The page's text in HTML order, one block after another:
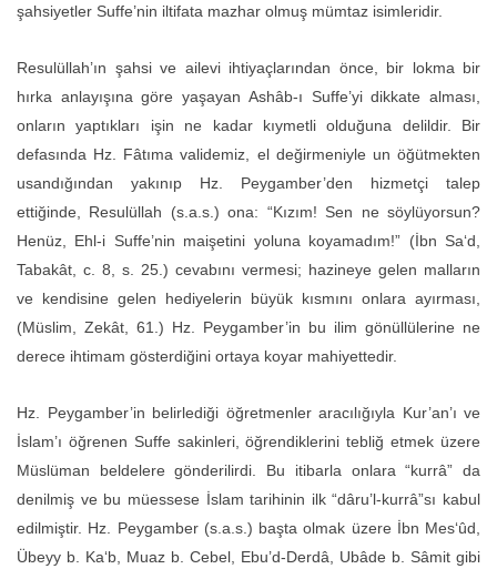
şahsiyetler Suffe’nin iltifata mazhar olmuş mümtaz isimleridir.
Resulüllah’ın şahsi ve ailevi ihtiyaçlarından önce, bir lokma bir
hırka anlayışına göre yaşayan Ashâb-ı Suffe’yi dikkate alması,
onların yaptıkları işin ne kadar kıymetli olduğuna delildir. Bir
defasında Hz. Fâtıma validemiz, el değirmeniyle un öğütmekten
usandığından yakınıp Hz. Peygamber’den hizmetçi talep
ettiğinde, Resulüllah (s.a.s.) ona: “Kızım! Sen ne söylüyorsun?
Henüz, Ehl-i Suffe’nin maişetini yoluna koyamadım!” (İbn Sa‘d,
Tabakât, c. 8, s. 25.) cevabını vermesi; hazineye gelen malların
ve kendisine gelen hediyelerin büyük kısmını onlara ayırması,
(Müslim, Zekât, 61.) Hz. Peygamber’in bu ilim gönüllülerine ne
derece ihtimam gösterdiğini ortaya koyar mahiyettedir.
Hz. Peygamber’in belirlediği öğretmenler aracılığıyla Kur’an’ı ve
İslam’ı öğrenen Suffe sakinleri, öğrendiklerini tebliğ etmek üzere
Müslüman beldelere gönderilirdi. Bu itibarla onlara “kurrâ” da
denilmiş ve bu müessese İslam tarihinin ilk “dâru’l-kurrâ”sı kabul
edilmiştir. Hz. Peygamber (s.a.s.) başta olmak üzere İbn Mes‘ûd,
Übeyy b. Ka‘b, Muaz b. Cebel, Ebu’d-Derdâ, Ubâde b. Sâmit gibi